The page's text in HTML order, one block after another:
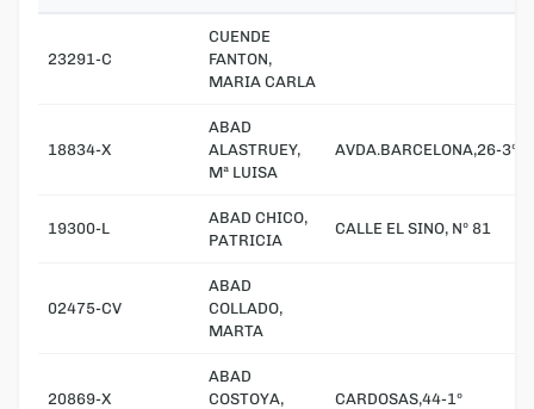
23291-C
CUENDE
FANTON,
MARIA CARLA
18834-X
ABAD
ALASTRUEY,
Mª LUISA
AVDA.BARCELONA,26-3ºC
19300-L
ABAD CHICO,
PATRICIA
CALLE EL SINO, Nº 81
02475-CV
ABAD
COLLADO,
MARTA
20869-X
ABAD
COSTOYA,
CARDOSAS,44-1º